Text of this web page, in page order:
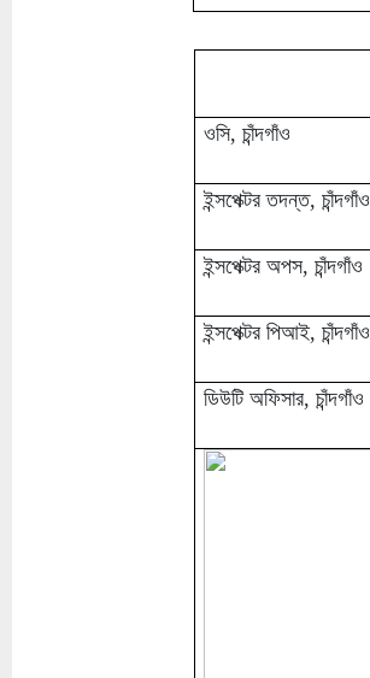
ওসি, চাঁন্দগাঁও
ইন্সপেক্টর তদন্ত, চাঁন্দগাঁও
ইন্সপেক্টর অপস, চাঁন্দগাঁও
ইন্সপেক্টর পিআই, চাঁন্দগাঁও
ডিউটি অফিসার, চাঁন্দগাঁও